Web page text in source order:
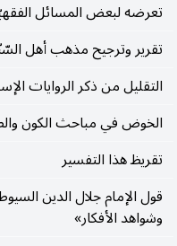
تعرضه لبعض المسائل
تقرير وترجيح مذهب أهل
التقليل من ذكر الروايات
الخوض في مباحث الكون
تقريظ هذا التفسير
قول الإمام جلال الدين
وشواهد الأفكار»